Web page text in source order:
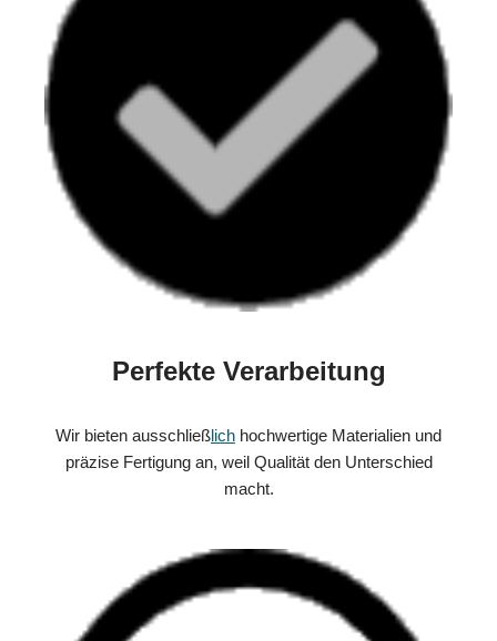
Perfekte Verarbeitung
Wir bieten ausschließlich hochwertige Materialien und
präzise Fertigung an, weil Qualität den Unterschied
macht.